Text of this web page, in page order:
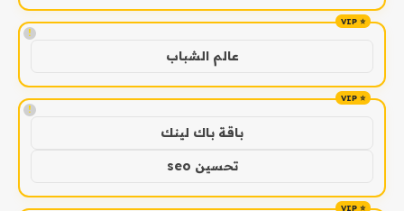
!
عالم الشباب
!
باقة باك لينك
تحسين seo